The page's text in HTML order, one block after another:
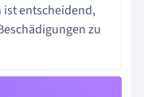
ist entscheidend,
zu